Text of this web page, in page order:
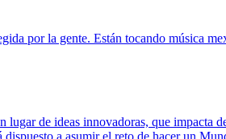
por la gente. Están tocando música
de ideas innovadoras, que impacta